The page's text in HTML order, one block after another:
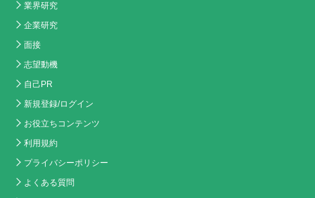
業界研究
企業研究
面接
志望動機
自己PR
新規登録/ログイン
お役立ちコンテンツ
利用規約
プライバシーポリシー
よくある質問